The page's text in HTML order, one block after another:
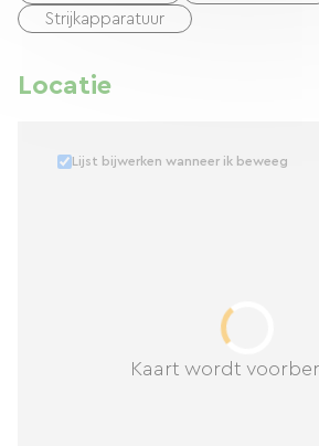
Strijkapparatuur
Locatie
Kaart wordt
Lijst bijwerken wanneer ik beweeg